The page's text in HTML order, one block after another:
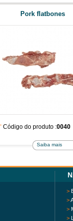
Pork flatbones
Código do produto :0040
Saiba mais
>
>
>
>